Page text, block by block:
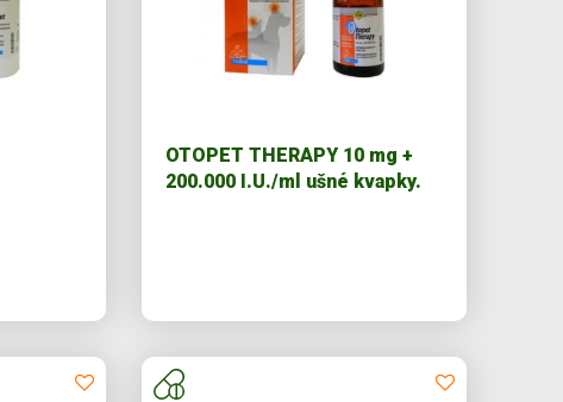
OTOPET THERAPY 10 mg +
200.000 I.U./ml ušné kvapky.